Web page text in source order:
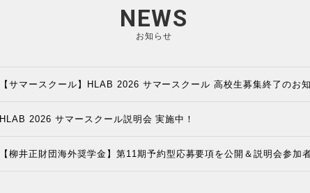
NEWS
お知らせ
【サマースクール】HLAB 2026 サマースクール 高校生募集終了のお
HLAB 2026 サマースクール説明会 実施中！
【柳井正財団海外奨学金】第11期予約型応募要項を公開＆説明会参加